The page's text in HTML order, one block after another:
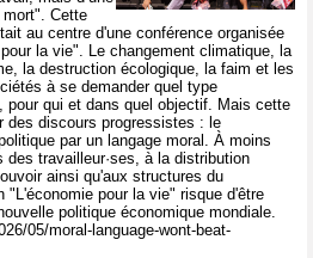
Cette
au centre d'une conférence organisée
la vie". Le changement climatique, la
la destruction écologique, la faim et les
à se demander quel type
pour qui et dans quel objectif. Mais cette
des discours progressistes : le
par un langage moral. À moins
travailleur·ses, à la distribution
ainsi qu'aux structures du
"L'économie pour la vie" risque d'être
politique économique mondiale.
05/moral-language-wont-beat-